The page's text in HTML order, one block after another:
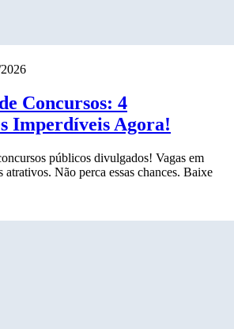
Concursos: 4
Imperdíveis Agora!
públicos divulgados! Vagas em
atrativos. Não perca essas chances. Baixe